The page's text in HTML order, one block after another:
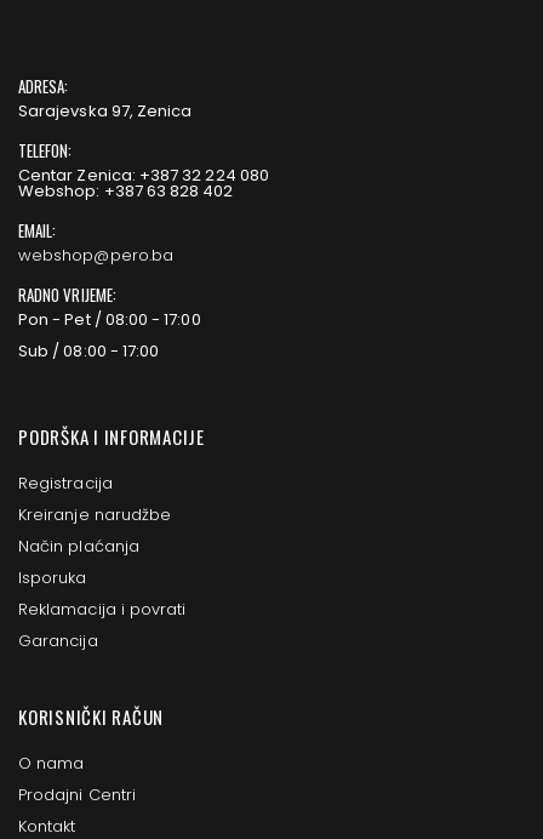
ADRESA:
Sarajevska 97, Zenica
TELEFON:
Centar Zenica: +387 32 224 080
Webshop: +387 63 828 402
EMAIL:
webshop@pero.ba
RADNO VRIJEME:
Pon - Pet / 08:00 - 17:00
Sub / 08:00 - 17:00
PODRŠKA I INFORMACIJE
Registracija
Kreiranje narudžbe
Način plaćanja
Isporuka
Reklamacija i povrati
Garancija
KORISNIČKI RAČUN
O nama
Prodajni Centri
Kontakt